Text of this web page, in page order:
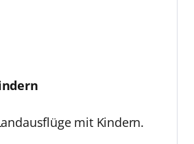
mit Kindern.